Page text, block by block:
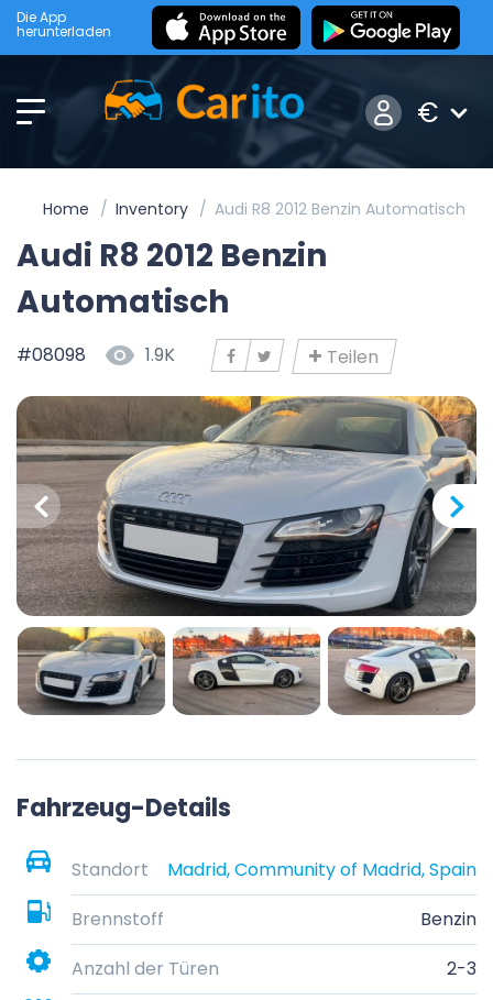
Die App
herunterladen
€
Home Inventory Audi R8 2012 Benzin Automatisch
Audi R8 2012 Benzin
Automatisch
#08098 1.9K Teilen
Fahrzeug-Details
Standort
Madrid, Community of Madrid, Spain
Brennstoff
Benzin
Anzahl der Türen
2-3